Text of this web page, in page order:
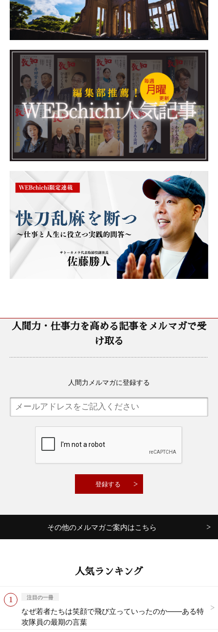
人間力・仕事力を高める記事をメルマガで受
け取る
人間力メルマガに登録する
その他のメルマガご案内はこちら
人気ランキング
注目の一冊
なぜ若者たちは笑顔で飛び立っていったのか——ある特
攻隊員の最期の言葉